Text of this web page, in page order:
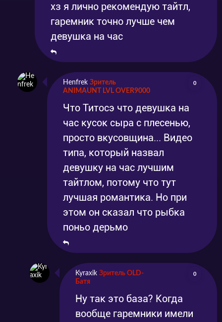
хз я лично рекомендую тайтл,
гаремник точно лучше чем
девушка на час
Henfrek Зритель
ANIMAUNT LVL OVER9000
0
Что Титосэ что девушка на
час кусок сыра с плесенью,
просто вкусовщина... Видео
типа, который назвал
девушку на час лучшим
тайтлом, потому что тут
лучшая романтика. Но при
этом он сказал что рыбка
поньо дерьмо
Kyraxik Зритель OLD-
Батя
0
Ну так это база? Когда
вообще гаремники имели